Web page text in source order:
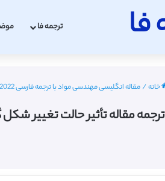
فا ترجمه فا
خانه/مقاله انگلیسی مهندسی مواد با ترجمه فارسی 2022 - 2023
مقاله تأثیر حالت تغییر شکل گرم بر